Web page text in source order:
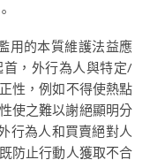
用的本質維護法益應
，外行為人與特定/
性，例如不得使熱點
使之難以謝絕顯明分
行為人和買賣絕對人
防止行動人獲取不合